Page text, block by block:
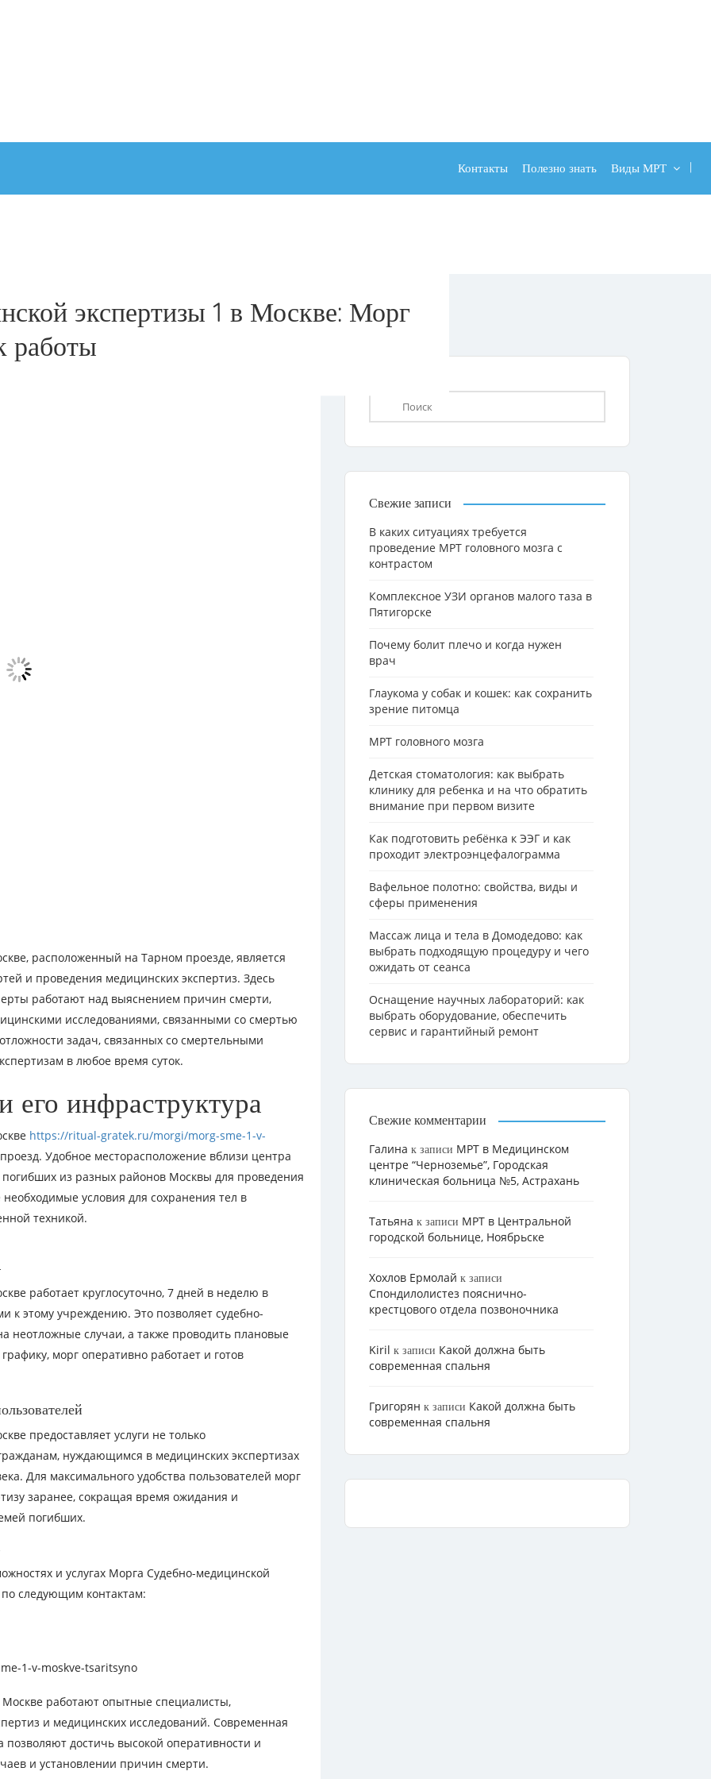
Контакты Полезно знать Виды МРТ
экспертизы 1 в Москве: Морг
работы
расположенный на Тарном проезде, является
и проведения медицинских экспертиз. Здесь
работают над выяснением причин смерти,
исследованиями, связанными со смертью
задач, связанных со смертельными
в любое время суток.
его инфраструктура
https://ritual-gratek.ru/morgi/morg-sme-1-v-
Удобное месторасположение вблизи центра
погибших из разных районов Москвы для проведения
условия для сохранения тел в
техникой.
работает круглосуточно, 7 дней в неделю в
к этому учреждению. Это позволяет судебно-
неотложные случаи, а также проводить плановые
морг оперативно работает и готов
предоставляет услуги не только
нуждающимся в медицинских экспертизах
Для максимального удобства пользователей морг
заранее, сокращая время ожидания и
погибших.
и услугах Морга Судебно-медицинской
следующим контактам:
1-v-moskve-tsaritsyno
работают опытные специалисты,
и медицинских исследований. Современная
достичь высокой оперативности и
и установлении причин смерти.
Свежие записи
В каких ситуациях требуется
проведение МРТ головного мозга с
контрастом
Комплексное УЗИ органов малого таза в
Пятигорске
Почему болит плечо и когда нужен
врач
Глаукома у собак и кошек: как сохранить
зрение питомца
МРТ головного мозга
Детская стоматология: как выбрать
клинику для ребенка и на что обратить
внимание при первом визите
Как подготовить ребёнка к ЭЭГ и как
проходит электроэнцефалограмма
Вафельное полотно: свойства, виды и
сферы применения
Массаж лица и тела в Домодедово: как
выбрать подходящую процедуру и чего
ожидать от сеанса
Оснащение научных лабораторий: как
выбрать оборудование, обеспечить
сервис и гарантийный ремонт
Свежие комментарии
Галина к записи МРТ в Медицинском
центре “Черноземье”, Городская
клиническая больница №5, Астрахань
Татьяна к записи МРТ в Центральной
городской больнице, Ноябрьске
Хохлов Ермолай к записи
Cпондилолистез пояснично-
крестцового отдела позвоночника
Kiril к записи Какой должна быть
современная спальня
Григорян к записи Какой должна быть
современная спальня